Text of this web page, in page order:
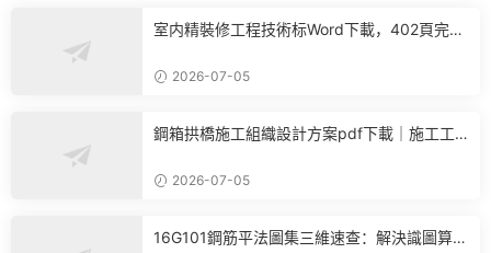
室内精裝修工程技術标Word下載，402頁完整
2026-07-05
鋼箱拱橋施工組織設計方案pdf下載｜施工工
2026-07-05
16G101鋼筋平法圖集三維速查：解決識圖算